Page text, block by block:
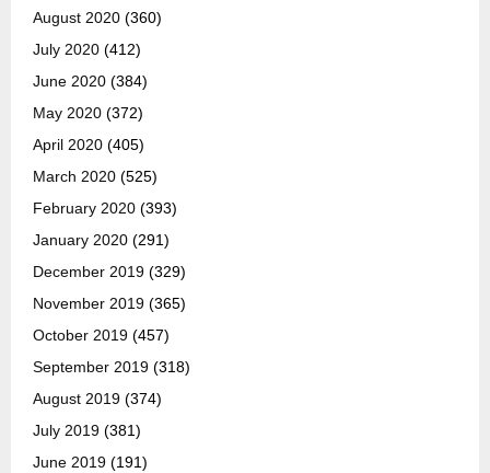
August 2020 (360)
July 2020 (412)
June 2020 (384)
May 2020 (372)
April 2020 (405)
March 2020 (525)
February 2020 (393)
January 2020 (291)
December 2019 (329)
November 2019 (365)
October 2019 (457)
September 2019 (318)
August 2019 (374)
July 2019 (381)
June 2019 (191)